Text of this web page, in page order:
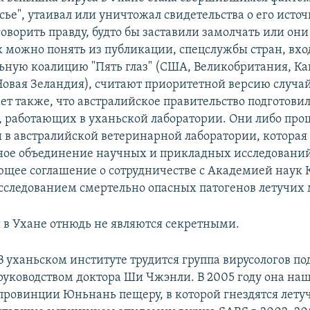
утаивал или уничтожал свидетельства о его
правду, будто бы заставили замолчать или
можно понять из публикации, спецслужбы стран,
коалицию "Пять глаз" (США, Великобритания,
Зеландия), считают приоритетной версию
также, что австралийское правительство
работающих в уханьской лаборатории. Они либо
в австралийской ветеринарной лаборатории, которая
объединение научных и прикладных
соглашение о сотрудничестве с Академией наук
смертельно опасных патогенов
в Ухане отнюдь не являются секретными.
уханьском институте трудится группа вирусологов
доктора Ши Чжэнли. В 2005 году она
Юньнань пещеру, в которой гнездятся